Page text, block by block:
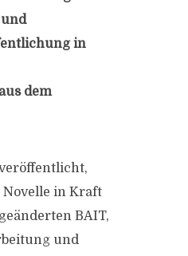
in
dem
in Kraft
BAIT,
und